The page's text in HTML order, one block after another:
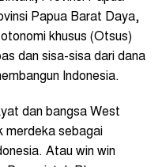
Papua Barat Daya,
khusus (Otsus)
dan sisa-sisa dari dana
Indonesia.
dan bangsa West
merdeka sebagai
Atau win win